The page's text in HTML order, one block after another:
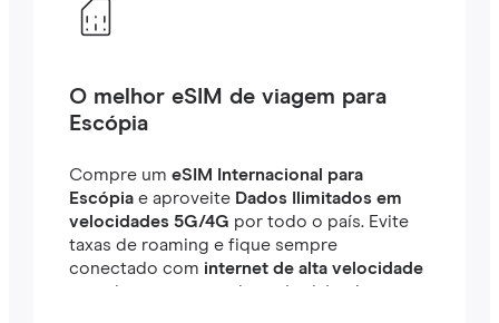
O melhor eSIM de viagem para
Escópia
Compre um eSIM Internacional para
Escópiae aproveite Dados Ilimitados em
velocidades 5G/4G por todo o país. Evite
taxas de roaming e fique sempre
conectado com internet de alta velocidade
em minutos no exterior, seja viajando ou